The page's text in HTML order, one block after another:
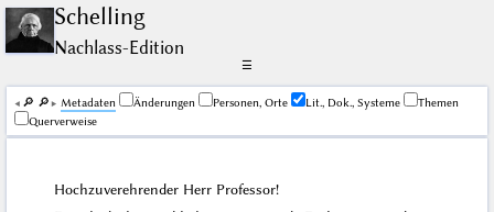
Schelling
Nachlass-Edition
☰
🔎︎ 🔎︎ Me­ta­da­ten Änderungen Personen, Orte Lit., Dok., Systeme
Themen
Querverweise
Hochzuverehrender Herr Professor!